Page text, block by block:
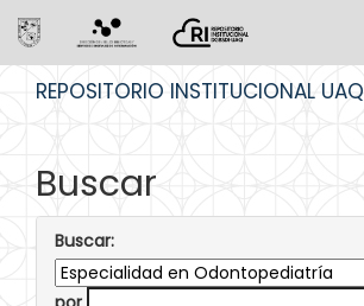
REPOSITORIO INSTITUCIONAL UAQ
Buscar
Buscar: